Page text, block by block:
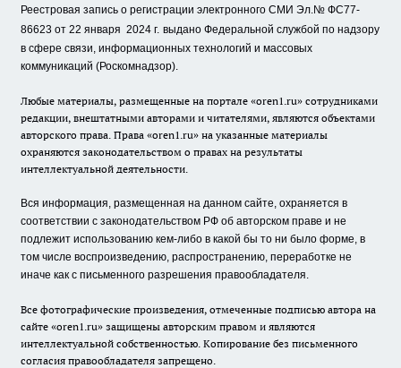
Реестровая запись о регистрации электронного СМИ Эл.№ ФС77-
86623 от 22 января 2024 г. выдано Федеральной службой по надзору
в сфере связи, информационных технологий и массовых
коммуникаций (Роскомнадзор).
Любые материалы, размещенные на портале «oren1.ru» сотрудниками
редакции, внештатными авторами и читателями, являются объектами
авторского права. Права «oren1.ru» на указанные материалы
охраняются законодательством о правах на результаты
интеллектуальной деятельности.
Вся информация, размещенная на данном сайте, охраняется в
соответствии с законодательством РФ об авторском праве и не
подлежит использованию кем-либо в какой бы то ни было форме, в
том числе воспроизведению, распространению, переработке не
иначе как с письменного разрешения правообладателя.
Все фотографические произведения, отмеченные подписью автора на
сайте «oren1.ru» защищены авторским правом и являются
интеллектуальной собственностью. Копирование без письменного
согласия правообладателя запрещено.